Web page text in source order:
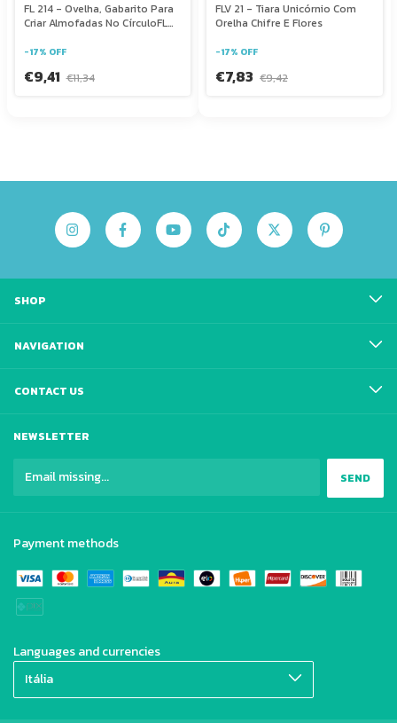
FL 214 - Ovelha, Gabarito Para
Criar Almofadas No CírculoFL
-17% OFF
€9,41 €11,34
FLV 21 - Tiara Unicórnio Com
Orelha Chifre E Flores
-17% OFF
€7,83 €9,42
SHOP
NAVIGATION
CONTACT US
NEWSLETTER
Payment methods
Languages and currencies